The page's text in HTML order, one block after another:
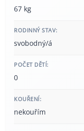
67 kg
RODINNÝ STAV:
svobodný/á
POČET DĚTÍ:
0
KOUŘENÍ:
nekouřím